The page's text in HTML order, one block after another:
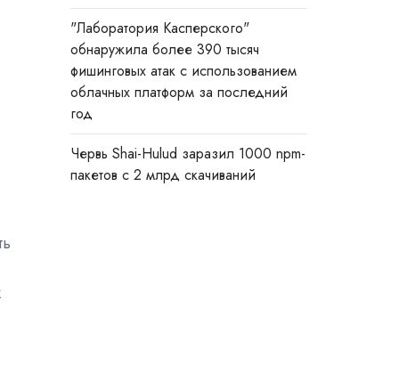
"Лаборатория Касперского"
обнаружила более 390 тысяч
фишинговых атак с использованием
облачных платформ за последний
год
Червь Shai-Hulud заразил 1000 npm-
пакетов с 2 млрд скачиваний